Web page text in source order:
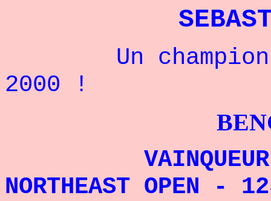
Un champion
2000 !
NORTHEAST OPEN